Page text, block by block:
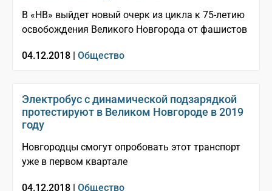
В «НВ» выйдет новый очерк из цикла к 75-летию
освобождения Великого Новгорода от фашистов
04.12.2018 | Общество
Электробус с динамической подзарядкой
протестируют в Великом Новгороде в 2019
году
Новгородцы смогут опробовать этот транспорт
уже в первом квартале
04.12.2018 | Общество